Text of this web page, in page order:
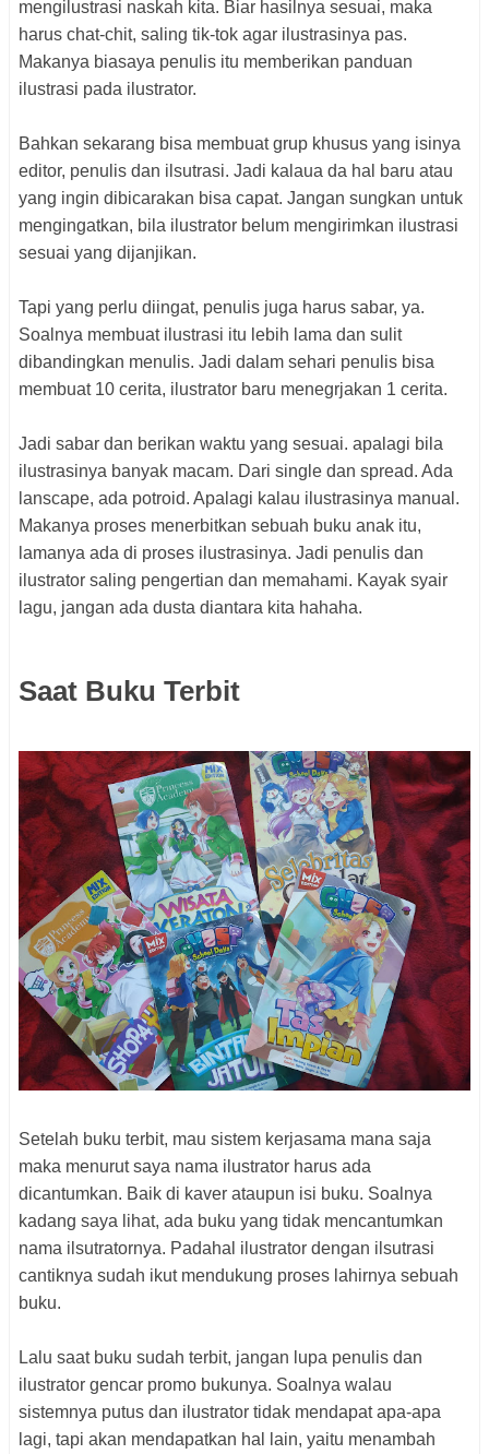
mengilustrasi naskah kita. Biar hasilnya sesuai, maka
harus chat-chit, saling tik-tok agar ilustrasinya pas.
Makanya biasaya penulis itu memberikan panduan
ilustrasi pada ilustrator.
Bahkan sekarang bisa membuat grup khusus yang isinya
editor, penulis dan ilsutrasi. Jadi kalaua da hal baru atau
yang ingin dibicarakan bisa capat. Jangan sungkan untuk
mengingatkan, bila ilustrator belum mengirimkan ilustrasi
sesuai yang dijanjikan.
Tapi yang perlu diingat, penulis juga harus sabar, ya.
Soalnya membuat ilustrasi itu lebih lama dan sulit
dibandingkan menulis. Jadi dalam sehari penulis bisa
membuat 10 cerita, ilustrator baru menegrjakan 1 cerita.
Jadi sabar dan berikan waktu yang sesuai. apalagi bila
ilustrasinya banyak macam. Dari single dan spread. Ada
lanscape, ada potroid. Apalagi kalau ilustrasinya manual.
Makanya proses menerbitkan sebuah buku anak itu,
lamanya ada di proses ilustrasinya. Jadi penulis dan
ilustrator saling pengertian dan memahami. Kayak syair
lagu, jangan ada dusta diantara kita hahaha.
Saat Buku Terbit
Setelah buku terbit, mau sistem kerjasama mana saja
maka menurut saya nama ilustrator harus ada
dicantumkan. Baik di kaver ataupun isi buku. Soalnya
kadang saya lihat, ada buku yang tidak mencantumkan
nama ilsutratornya. Padahal ilustrator dengan ilsutrasi
cantiknya sudah ikut mendukung proses lahirnya sebuah
buku.
Lalu saat buku sudah terbit, jangan lupa penulis dan
ilustrator gencar promo bukunya. Soalnya walau
sistemnya putus dan ilustrator tidak mendapat apa-apa
lagi, tapi akan mendapatkan hal lain, yaitu menambah